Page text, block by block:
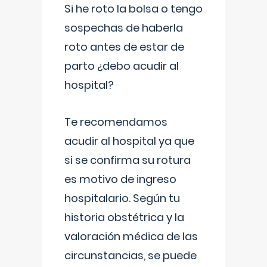
Si he roto la bolsa o tengo
sospechas de haberla
roto antes de estar de
parto ¿debo acudir al
hospital?
Te recomendamos
acudir al hospital ya que
si se confirma su rotura
es motivo de ingreso
hospitalario. Según tu
historia obstétrica y la
valoración médica de las
circunstancias, se puede